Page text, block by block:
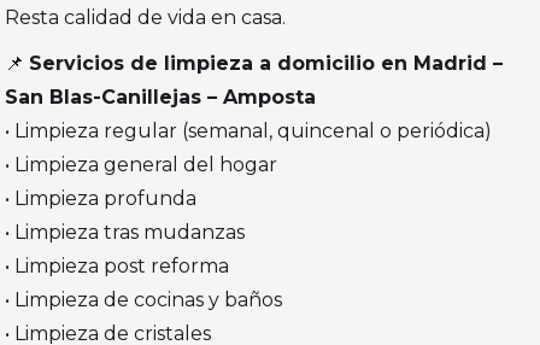
Resta calidad de vida en casa.
📌 Servicios de limpieza a domicilio en Madrid –
San Blas-Canillejas – Amposta
• Limpieza regular (semanal, quincenal o periódica)
• Limpieza general del hogar
• Limpieza profunda
• Limpieza tras mudanzas
• Limpieza post reforma
• Limpieza de cocinas y baños
• Limpieza de cristales